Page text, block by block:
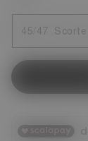
45/47